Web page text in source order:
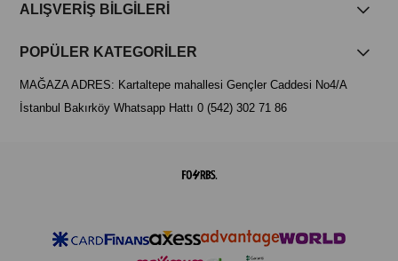
ALIŞVERİŞ BİLGİLERİ
POPÜLER KATEGORİLER
MAĞAZA ADRES: Kartaltepe mahallesi Gençler Caddesi No4/A
İstanbul Bakırköy Whatsapp Hattı 0 (542) 302 71 86